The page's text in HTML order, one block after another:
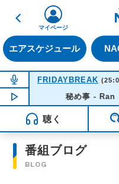
戻る
エアスケジュール
マイページ
NOW ON AIR
FRIDAYBREAK
NOW PLAYING 03:33
秘め事 - Ran
聴く
番組ブログ
BLOG